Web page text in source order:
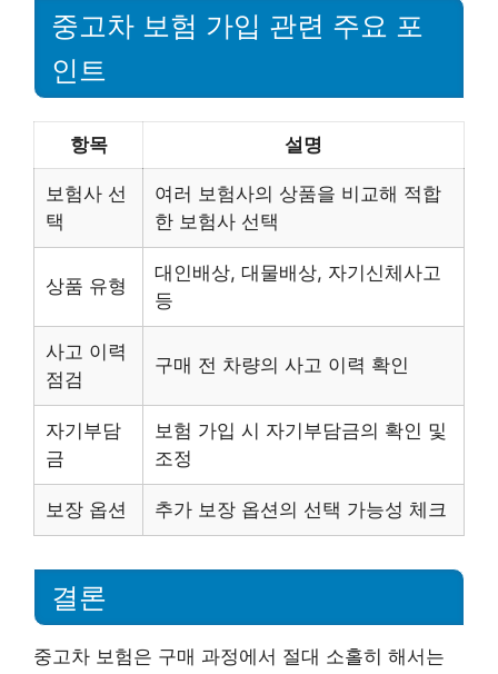
중고차 보험 가입 관련 주요 포
인트
항목 설명
보험사 선
택
여러 보험사의 상품을 비교해 적합
한 보험사 선택
상품 유형
대인배상, 대물배상, 자기신체사고
등
사고 이력
점검
구매 전 차량의 사고 이력 확인
자기부담
금
보험 가입 시 자기부담금의 확인 및
조정
보장 옵션 추가 보장 옵션의 선택 가능성 체크
결론
중고차 보험은 구매 과정에서 절대 소홀히 해서는